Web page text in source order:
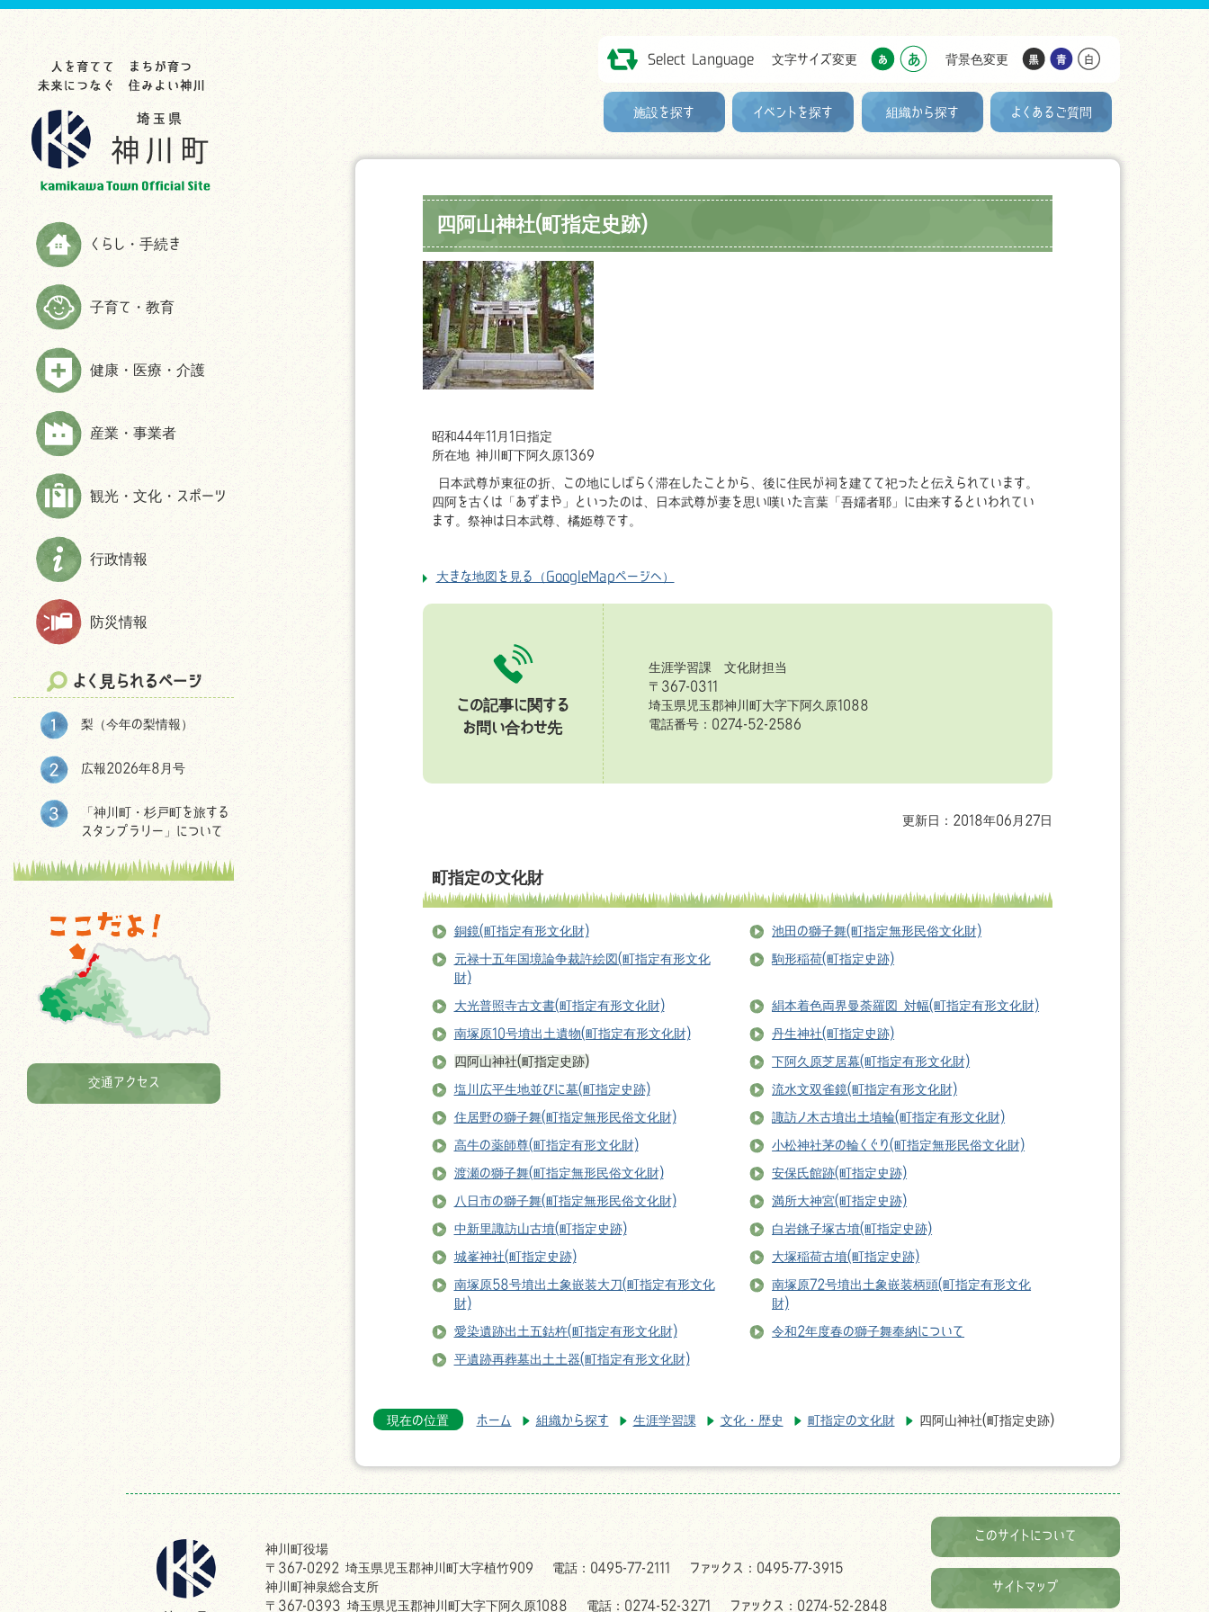
くらし・手続き
し・手続き
請書ダウンロード
成制度一覧
民年金
民健康保険
み・環境
ット・動物
まい・建築
下水道
活保護
住をお考えの皆様へ
婚・妊娠・共育ての相談機会
供・支援プログラム補助金
子育て・教育
て・教育
育委員会
涯学習
娠・出産
設情報
健康・医療・介護
・医療・介護
（健）診・人間ドック等助成・
防接種
康づくり・相談
齢者福祉
がい者福祉
くある質問(福祉・高齢者・介護
ついて)
んじょうネット～医療・介護・障
・地域資源情報管理システム～
産業・事業者
・事業者
札・契約
林商工業
用・労働
観光・文化・スポーツ
・文化・スポーツ
光スポット
ポーツ
行政情報
の紹介
策・計画
みかわまちづくり通信
ちづくり提案箱
ちづくり懇話会
スコットキャラクター
るさと納税
報公開
政状況等
通アクセス
援申請
防災情報
ザードマップ
報伝達手段
防災速報アプリ
災放送が聞きづらい世帯へは戸
受信機を配布しています
よく見られるページ
梨（今年の梨情報）
広報2026年8月号
「神川町・杉戸町を旅する
スタンプラリー」について
交通アクセス
Select Language 文字サイズ変更 背景色変更
施設を探す イベントを探す 組織から探す よくあるご質問
四阿山神社(町指定史跡)
昭和44年11月1日指定
所在地 神川町下阿久原1369
日本武尊が東征の折、この地にしばらく滞在したことから、後に住民が祠を建てて祀ったと伝えられています。
四阿を古くは「あずまや」といったのは、日本武尊が妻を思い嘆いた言葉「吾嬬者耶」に由来するといわれてい
ます。祭神は日本武尊、橘姫尊です。
大きな地図を見る（GoogleMapページへ）
この記事に関する
お問い合わせ先
生涯学習課 文化財担当
〒367-0311
埼玉県児玉郡神川町大字下阿久原1088
電話番号：0274-52-2586
更新日：2018年06月27日
町指定の文化財
銅鏡(町指定有形文化財) 池田の獅子舞(町指定無形民俗文化財)
元禄十五年国境論争裁許絵図(町指定有形文化
財)
駒形稲荷(町指定史跡)
大光普照寺古文書(町指定有形文化財) 絹本着色両界曼荼羅図 対幅(町指定有形文化財)
南塚原10号墳出土遺物(町指定有形文化財) 丹生神社(町指定史跡)
四阿山神社(町指定史跡) 下阿久原芝居幕(町指定有形文化財)
塩川広平生地並びに墓(町指定史跡) 流水文双雀鏡(町指定有形文化財)
住居野の獅子舞(町指定無形民俗文化財) 諏訪ノ木古墳出土埴輪(町指定有形文化財)
高牛の薬師尊(町指定有形文化財) 小松神社茅の輪くぐり(町指定無形民俗文化財)
渡瀬の獅子舞(町指定無形民俗文化財) 安保氏館跡(町指定史跡)
八日市の獅子舞(町指定無形民俗文化財) 満所大神宮(町指定史跡)
中新里諏訪山古墳(町指定史跡) 白岩銚子塚古墳(町指定史跡)
城峯神社(町指定史跡) 大塚稲荷古墳(町指定史跡)
南塚原58号墳出土象嵌装大刀(町指定有形文化
財)
南塚原72号墳出土象嵌装柄頭(町指定有形文化
財)
愛染遺跡出土五鈷杵(町指定有形文化財) 令和2年度春の獅子舞奉納について
平遺跡再葬墓出土土器(町指定有形文化財)
現在の位置 ホーム 組織から探す 生涯学習課 文化・歴史 町指定の文化財 四阿山神社(町指定史跡)
神川町役場
〒367-0292 埼玉県児玉郡神川町大字植竹909
電話：0495-77-2111
ファックス：0495-77-3915
神川町神泉総合支所
〒367-0393 埼玉県児玉郡神川町大字下阿久原1088
電話：0274-52-3271 ファックス：0274-52-2848
このサイトについて
サイトマップ